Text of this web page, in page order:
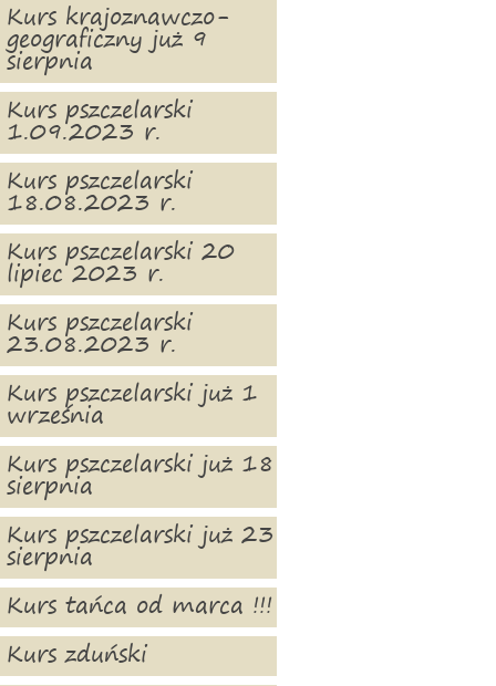
Kurs krajoznawczo-
geograficzny już 9
sierpnia
Kurs pszczelarski
1.09.2023 r.
Kurs pszczelarski
18.08.2023 r.
Kurs pszczelarski 20
lipiec 2023 r.
Kurs pszczelarski
23.08.2023 r.
Kurs pszczelarski już 1
września
Kurs pszczelarski już 18
sierpnia
Kurs pszczelarski już 23
sierpnia
Kurs tańca od marca !!!
Kurs zduński